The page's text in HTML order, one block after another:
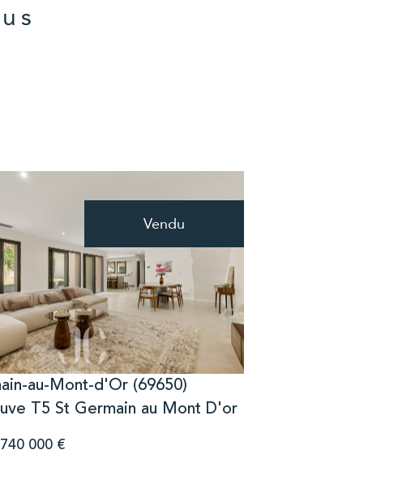
Vendu
voir le bien
au-Mont-d'Or (69650)
T5 St Germain au Mont D'or
740 000 €